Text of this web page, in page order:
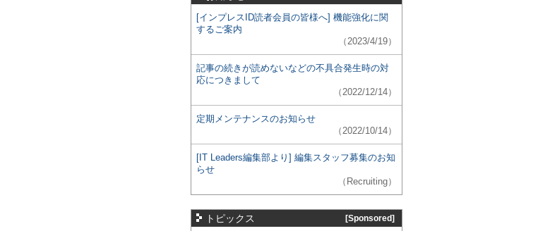
[インプレスID読者会員の皆様へ] 機能強化に関
するご案内
（2023/4/19）
記事の続きが読めないなどの不具合発生時の対
応につきまして
（2022/12/14）
定期メンテナンスのお知らせ
（2022/10/14）
[IT Leaders編集部より] 編集スタッフ募集のお知
らせ
（Recruiting）
トピックス [Sponsored]